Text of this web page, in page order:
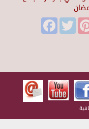
Facebook